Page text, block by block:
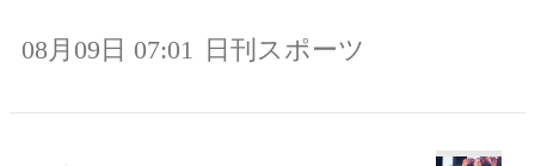
08月09日 07:01 日刊スポーツ